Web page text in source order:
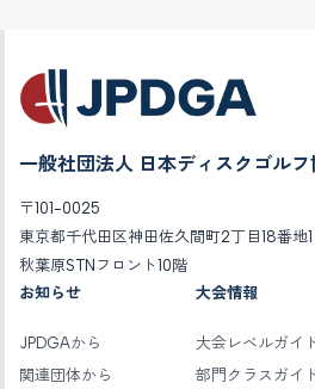
一般社団法人 日本ディスクゴルフ
〒101-0025
東京都千代田区神田佐久間町2丁目18番地1
秋葉原STNフロント10階
お知らせ
JPDGAから
関連団体から
大会情報
大会レベルガイ
部門クラスガイ